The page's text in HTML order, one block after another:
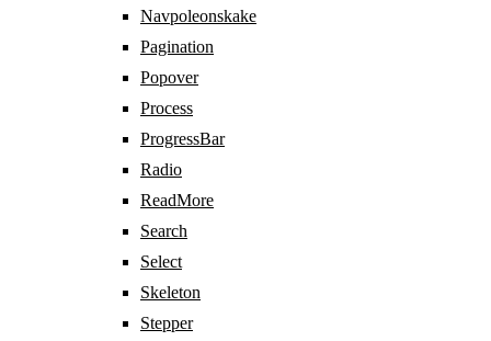
Navpoleonskake
Pagination
Popover
Process
ProgressBar
Radio
ReadMore
Search
Select
Skeleton
Stepper